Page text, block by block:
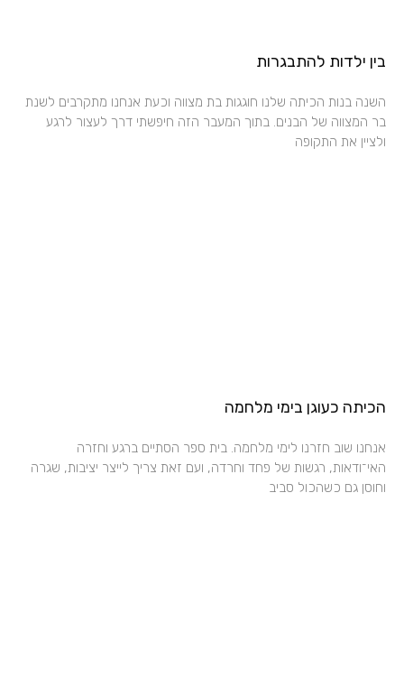
בין ילדות להתבגרות
השנה בנות הכיתה שלנו חוגגות בת מצווה וכעת אנחנו מתקרבים לשנת
בר המצווה של הבנים. בתוך המעבר הזה חיפשתי דרך לעצור לרגע
ולציין את התקופה
הכיתה כעוגן בימי מלחמה
אנחנו שוב חזרנו לימי מלחמה. בית ספר הסתיים ברגע וחזרה
האי־ודאות, רגשות של פחד וחרדה, ועם זאת צריך לייצר יציבות, שגרה
וחוסן גם כשהכול סביב